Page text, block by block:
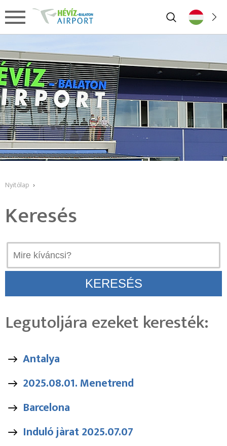
Nyitólap ›
Keresés
Legutoljára ezeket keresték:
Antalya
2025.08.01. Menetrend
Barcelona
Induló jàrat 2025.07.07